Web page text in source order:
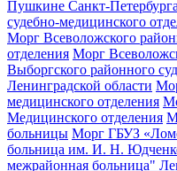
Пушкине Санкт-Петербурга
судебно-медицинского
Морг Всеволожского
отделения Морг
Выборгского районного
Ленинградской области
медицинского отделения
Медицинского отделения
больницы Морг ГБУЗ
больница им. И. Н.
межрайонная больница"